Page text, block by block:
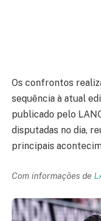
Os confrontos
sequência à atual
publicado pelo
disputadas no dia,
principais
Com informações de